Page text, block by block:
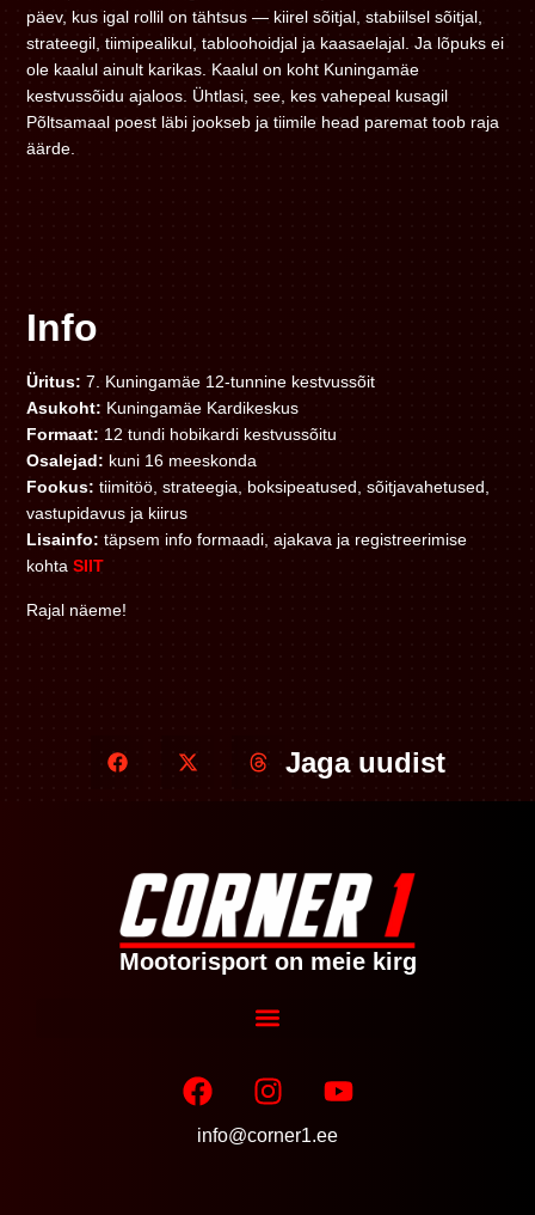
päev, kus igal rollil on tähtsus — kiirel sõitjal, stabiilsel sõitjal,
strateegil, tiimipealikul, tabloohoidjal ja kaasaelajal. Ja lõpuks ei
ole kaalul ainult karikas. Kaalul on koht Kuningamäe
kestvussõidu ajaloos. Ühtlasi, see, kes vahepeal kusagil
Põltsamaal poest läbi jookseb ja tiimile head paremat toob raja
äärde.
Info
Üritus: 7. Kuningamäe 12-tunnine kestvussõit
Asukoht: Kuningamäe Kardikeskus
Formaat: 12 tundi hobikardi kestvussõitu
Osalejad: kuni 16 meeskonda
Fookus: tiimitöö, strateegia, boksipeatused, sõitjavahetused,
vastupidavus ja kiirus
Lisainfo: täpsem info formaadi, ajakava ja registreerimise
kohtaSIIT
Rajal näeme!
Jaga uudist
Mootorisport on meie kirg
info@corner1.ee